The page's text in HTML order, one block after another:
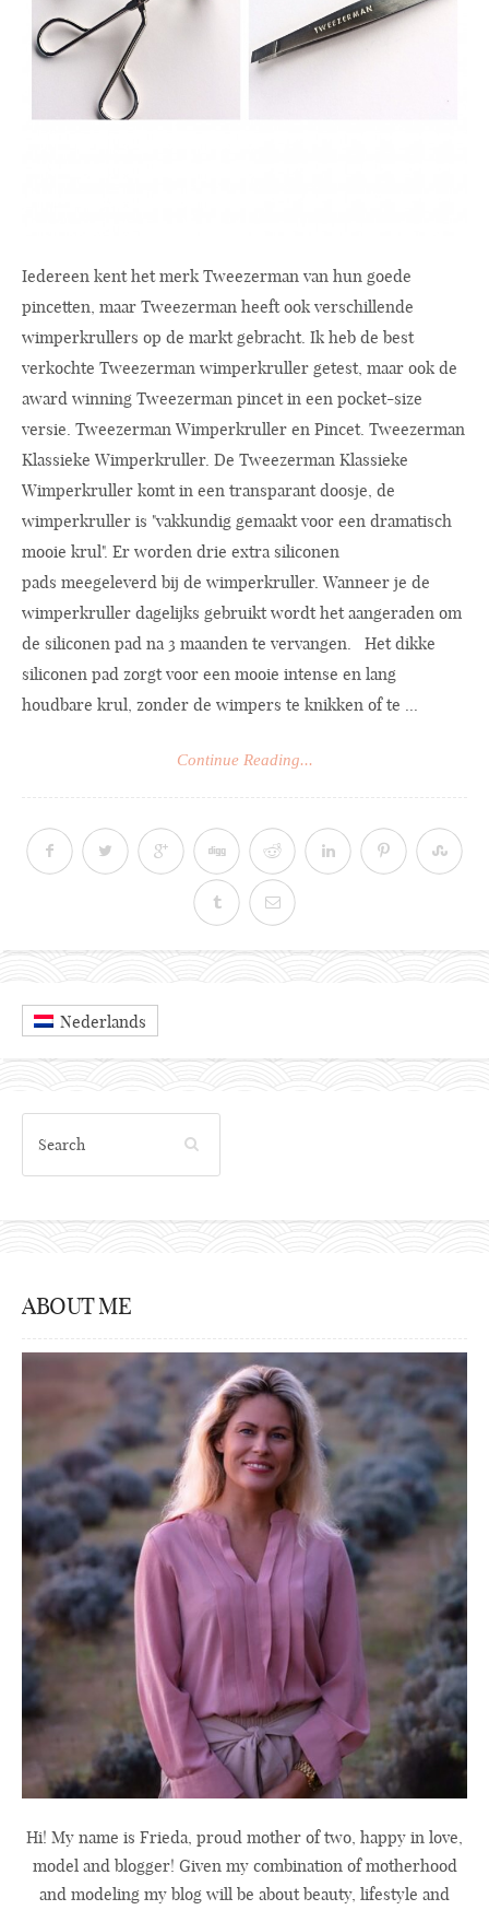
Iedereen kent het merk Tweezerman van hun goede
pincetten, maar Tweezerman heeft ook verschillende
wimperkrullers op de markt gebracht. Ik heb de best
verkochte Tweezerman wimperkruller getest, maar ook de
award winning Tweezerman pincet in een pocket-size
versie. Tweezerman Wimperkruller en Pincet. Tweezerman
Klassieke Wimperkruller. De Tweezerman Klassieke
Wimperkruller komt in een transparant doosje, de
wimperkruller is "vakkundig gemaakt voor een dramatisch
mooie krul". Er worden drie extra siliconen
pads meegeleverd bij de wimperkruller. Wanneer je de
wimperkruller dagelijks gebruikt wordt het aangeraden om
de siliconen pad na 3 maanden te vervangen. Het dikke
siliconen pad zorgt voor een mooie intense en lang
houdbare krul, zonder de wimpers te knikken of te ...
Continue Reading...
Nederlands
ABOUT ME
Hi! My name is Frieda, proud mother of two, happy in love,
model and blogger! Given my combination of motherhood
and modeling my blog will be about beauty, lifestyle and